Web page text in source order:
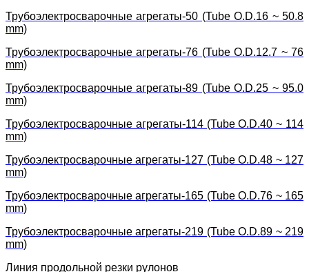
Трубоэлектросварочные агрегаты-50 (Tube O.D.16 ~ 50.8
mm)
Трубоэлектросварочные агрегаты-76 (Tube O.D.12.7 ~ 76
mm)
Трубоэлектросварочные агрегаты-89 (Tube O.D.25 ~ 95.0
mm)
Трубоэлектросварочные агрегаты-114 (Tube O.D.40 ~ 114
mm)
Трубоэлектросварочные агрегаты-127 (Tube O.D.48 ~ 127
mm)
Трубоэлектросварочные агрегаты-165 (Tube O.D.76 ~ 165
mm)
Трубоэлектросварочные агрегаты-219 (Tube O.D.89 ~ 219
mm)
Линия продольной резки рулонов